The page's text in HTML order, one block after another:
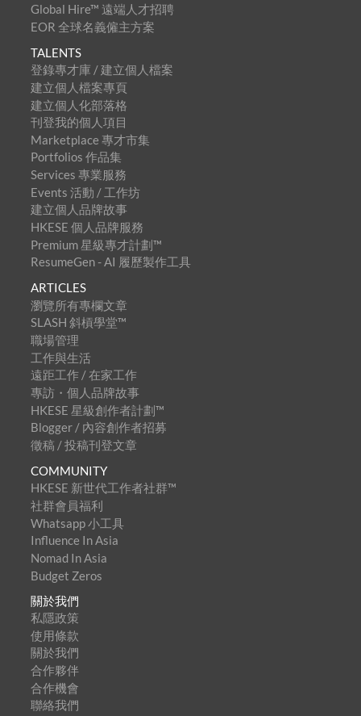
Global Hire™ 遠端人才招聘
EOR 全球名義僱主方案
TALENTS
登錄專才庫 / 建立個人檔案
建立個人檔案專頁
建立個人化部落格
刊登我的個人項目
Marketplace 專才市集
Portfolios 作品集
Services 專業服務
Events 活動 / 工作坊
建立個人品牌故事
HKESE 個人品牌服務
Premium 星級專才計劃™
ResumeGen - AI 履歷製作工具
ARTICLES
瀏覽所有專欄文章
SLASH 斜槓學堂™
職場管理
工作與生活
遠距工作 / 在家工作
專訪・個人品牌故事
HKESE 星級創作者計劃™
Blogger / 內容創作者招募
徵稿 / 投稿刊登文章
COMMUNITY
HKESE 新世代工作者社群™
社群會員福利
Whatsapp 小工具
Influence In Asia
Nomad In Asia
Budget Zeros
關於我們
私隱政策
使用條款
關於我們
合作夥伴
合作機會
聯絡我們